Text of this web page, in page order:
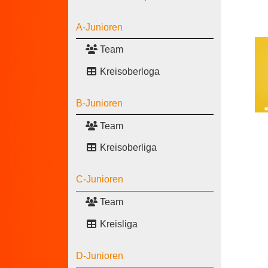
A-Junioren
Team
Kreisoberloga
B-Junioren
Team
Kreisoberliga
C-Junioren
Team
Kreisliga
D-Junioren